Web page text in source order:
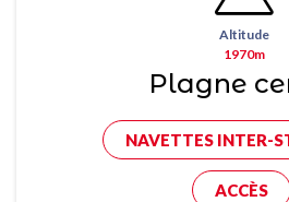
Altitude
1970m
Plagne
NAVETTES INTER-
ACCÈS